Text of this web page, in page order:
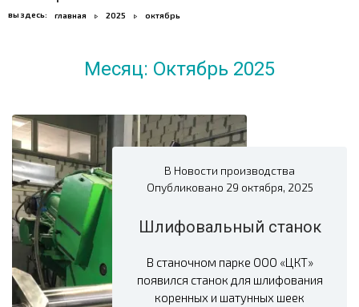
вы здесь: главная 2025 октябрь
Месяц: Октябрь 2025
В Новости производства
Опубликовано 29 октября, 2025
Шлифовальный станок
В станочном парке ООО «ЦКТ»
появился станок для шлифования
коренных и шатунных шеек